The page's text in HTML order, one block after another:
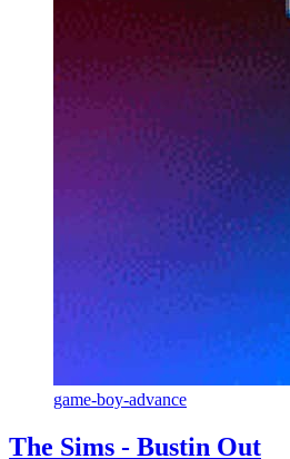
game-boy-advance
The Sims - Bustin Out